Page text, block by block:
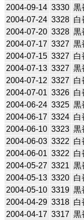
2004-09-14 3330 黒
2004-07-24 3328 白
2004-07-20 3328 黒
2004-07-17 3327 黒
2004-07-15 3327 白
2004-07-13 3327 黒
2004-07-12 3327 白
2004-07-01 3326 白
2004-06-24 3325 黒
2004-06-17 3324 白
2004-06-10 3323 黒
2004-06-03 3322 白
2004-06-01 3322 白
2004-05-27 3321 黒
2004-05-13 3320 白
2004-05-10 3319 黒
2004-04-29 3318 白
2004-04-17 3317 黒